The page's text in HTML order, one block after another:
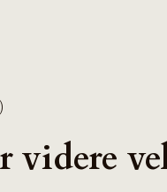
videre